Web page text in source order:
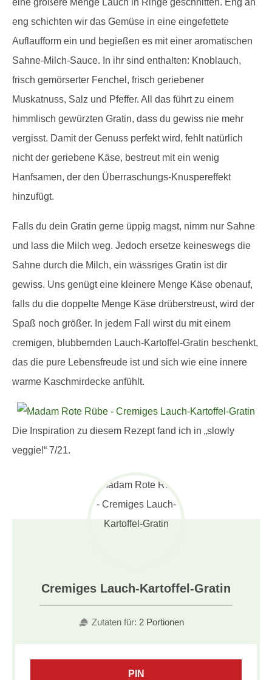
eine größere Menge Lauch in Ringe geschnitten. Eng an
eng schichten wir das Gemüse in eine eingefettete
Auflaufform ein und begießen es mit einer aromatischen
Sahne-Milch-Sauce. In ihr sind enthalten: Knoblauch,
frisch gemörserter Fenchel, frisch geriebener
Muskatnuss, Salz und Pfeffer. All das führt zu einem
himmlisch gewürzten Gratin, dass du gewiss nie mehr
vergisst. Damit der Genuss perfekt wird, fehlt natürlich
nicht der geriebene Käse, bestreut mit ein wenig
Hanfsamen, der den Überraschungs-Knuspereffekt
hinzufügt.
Falls du dein Gratin gerne üppig magst, nimm nur Sahne
und lass die Milch weg. Jedoch ersetze keineswegs die
Sahne durch die Milch, ein wässriges Gratin ist dir
gewiss. Uns genügt eine kleinere Menge Käse obenauf,
falls du die doppelte Menge Käse drüberstreust, wird der
Spaß noch größer. In jedem Fall wirst du mit einem
cremigen, blubbernden Lauch-Kartoffel-Gratin beschenkt,
das die pure Lebensfreude ist und sich wie eine innere
warme Kaschmirdecke anfühlt.
Die Inspiration zu diesem Rezept fand ich in „slowly
veggie!“ 7/21.
Cremiges Lauch-Kartoffel-Gratin
Zutaten für: 2 Portionen
PIN